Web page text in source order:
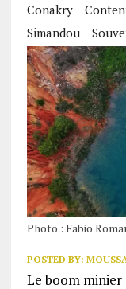
Conakry
Simandou
Photo : Fabio
POSTED BY:
Le boom